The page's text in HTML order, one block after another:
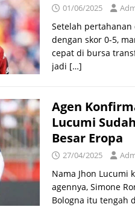
01/06/2025
Setelah
dengan skor 0-5,
cepat di bursa
jadi […]
Agen
Lucumi
Besar Eropa
27/04/2025
Nama Jhon Lucumi
agennya, Simone
Bologna itu tengah